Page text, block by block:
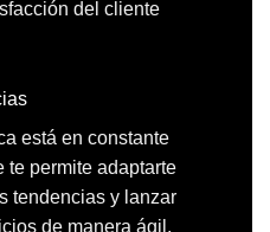
del cliente
está en constante
te permite adaptarte
tendencias y lanzar
de manera ágil.